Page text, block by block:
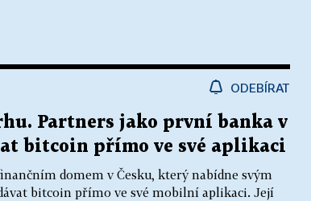
ODEBÍRAT
Partners jako první banka v
bitcoin přímo ve své aplikaci
domem v Česku, který nabídne svým
bitcoin přímo ve své mobilní aplikaci. Její